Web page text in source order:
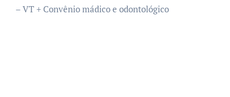
– VT + Convênio mádico e odontológico